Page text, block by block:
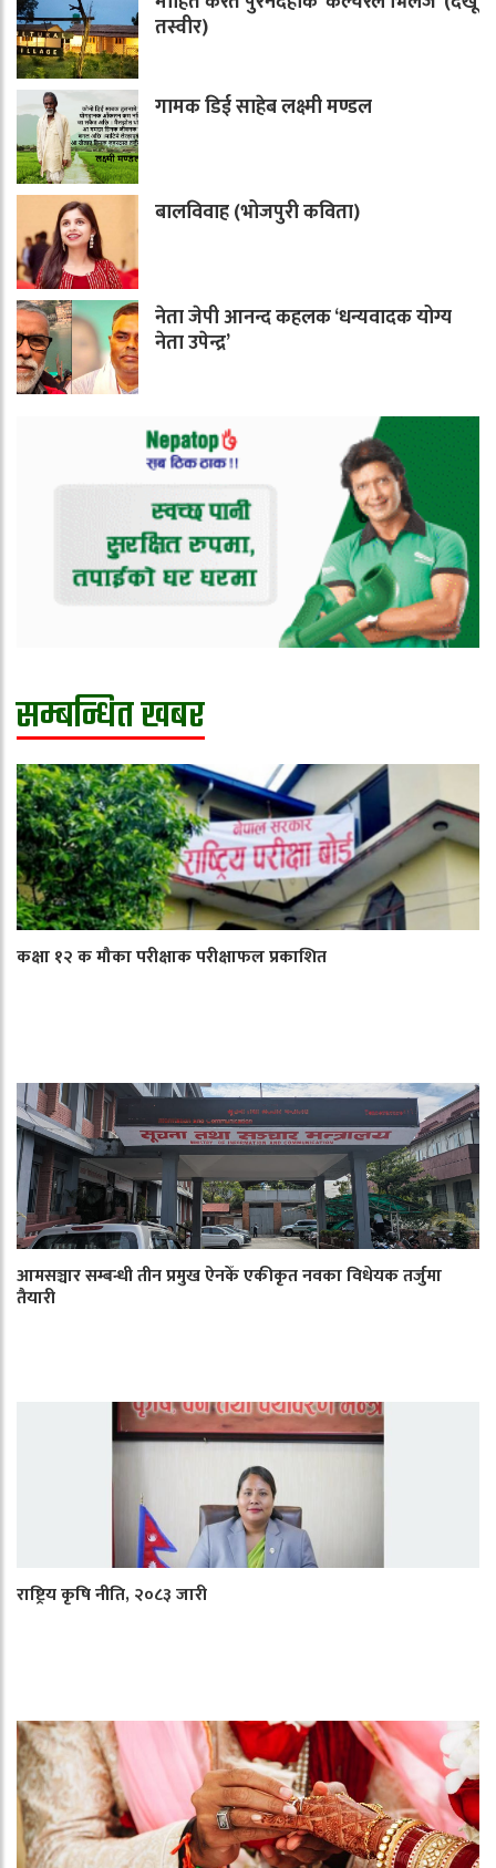
तस्वीर)
गामक डिई साहेब लक्ष्मी मण्डल
बालविवाह (भोजपुरी कविता)
नेता जेपी आनन्द कहलक ‘धन्यवादक योग्य
नेता उपेन्द्र’
सम्बन्धित खबर
कक्षा १२ क मौका परीक्षाक परीक्षाफल प्रकाशित
आमसञ्चार सम्बन्धी तीन प्रमुख ऐनकेँ एकीकृत नवका विधेयक तर्जुमा
तैयारी
राष्ट्रिय कृषि नीति, २०८३ जारी